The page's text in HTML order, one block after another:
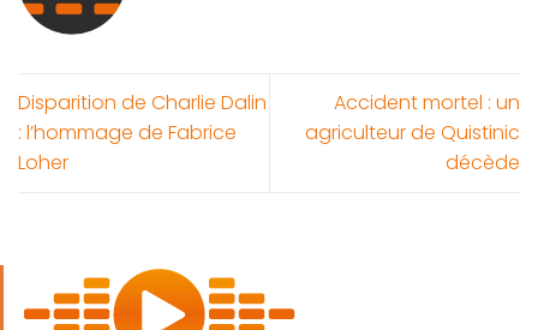
Disparition de Charlie Dalin
: l’hommage de Fabrice
Loher
Accident mortel : un
agriculteur de Quistinic
décède